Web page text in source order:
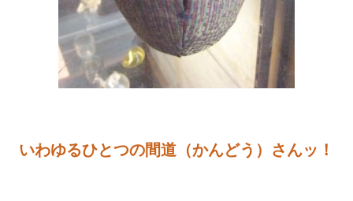
いわゆるひとつの間道（かんどう）さんッ！